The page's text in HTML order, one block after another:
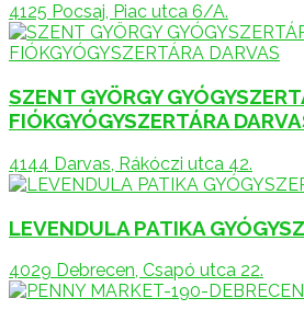
4125 Pocsaj, Piac utca 6/A.
SZENT GYÖRGY
FIÓKGYÓGYSZERTÁRA
4144 Darvas, Rákóczi utca 42.
LEVENDULA PATIKA
4029 Debrecen, Csapó utca 22.